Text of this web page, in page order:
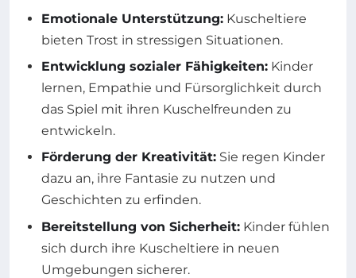
Emotionale Unterstützung: Kuscheltiere
bieten Trost in stressigen Situationen.
Entwicklung sozialer Fähigkeiten: Kinder
lernen, Empathie und Fürsorglichkeit durch
das Spiel mit ihren Kuschelfreunden zu
entwickeln.
Förderung der Kreativität: Sie regen Kinder
dazu an, ihre Fantasie zu nutzen und
Geschichten zu erfinden.
Bereitstellung von Sicherheit: Kinder fühlen
sich durch ihre Kuscheltiere in neuen
Umgebungen sicherer.